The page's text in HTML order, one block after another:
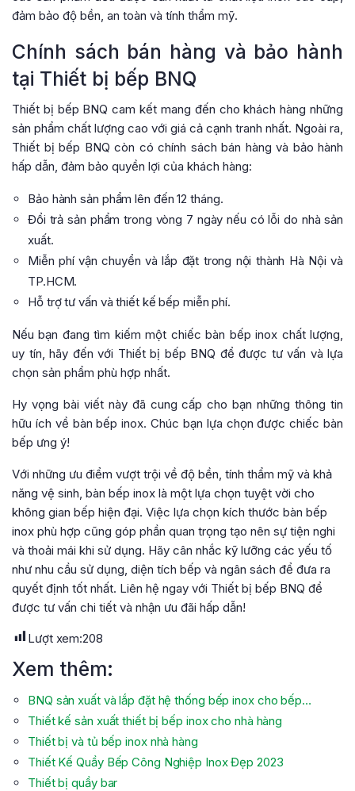
đảm bảo độ bền, an toàn và tính thẩm mỹ.
Chính sách bán hàng và bảo hành
tại Thiết bị bếp BNQ
Thiết bị bếp BNQ cam kết mang đến cho khách hàng những
sản phẩm chất lượng cao với giá cả cạnh tranh nhất. Ngoài ra,
Thiết bị bếp BNQ còn có chính sách bán hàng và bảo hành
hấp dẫn, đảm bảo quyền lợi của khách hàng:
Bảo hành sản phẩm lên đến 12 tháng.
Đổi trả sản phẩm trong vòng 7 ngày nếu có lỗi do nhà sản
xuất.
Miễn phí vận chuyển và lắp đặt trong nội thành Hà Nội và
TP.HCM.
Hỗ trợ tư vấn và thiết kế bếp miễn phí.
Nếu bạn đang tìm kiếm một chiếc bàn bếp inox chất lượng,
uy tín, hãy đến với Thiết bị bếp BNQ để được tư vấn và lựa
chọn sản phẩm phù hợp nhất.
Hy vọng bài viết này đã cung cấp cho bạn những thông tin
hữu ích về bàn bếp inox. Chúc bạn lựa chọn được chiếc bàn
bếp ưng ý!
Với những ưu điểm vượt trội về độ bền, tính thẩm mỹ và khả
năng vệ sinh, bàn bếp inox là một lựa chọn tuyệt vời cho
không gian bếp hiện đại. Việc lựa chọn kích thước bàn bếp
inox phù hợp cũng góp phần quan trọng tạo nên sự tiện nghi
và thoải mái khi sử dụng. Hãy cân nhắc kỹ lưỡng các yếu tố
như nhu cầu sử dụng, diện tích bếp và ngân sách để đưa ra
quyết định tốt nhất. Liên hệ ngay với Thiết bị bếp BNQ để
được tư vấn chi tiết và nhận ưu đãi hấp dẫn!
Lượt xem:208
Xem thêm:
BNQ sản xuất và lắp đặt hệ thống bếp inox cho bếp…
Thiết kế sản xuất thiết bị bếp inox cho nhà hàng
Thiết bị và tủ bếp inox nhà hàng
Thiết Kế Quầy Bếp Công Nghiệp Inox Đẹp 2023
Thiết bị quầy bar